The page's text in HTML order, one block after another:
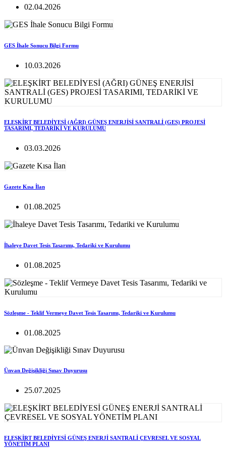
02.04.2026
GES İhale Sonucu Bilgi Formu
10.03.2026
ELEŞKİRT BELEDİYESİ (AĞRI) GÜNEŞ ENERJİSİ SANTRALİ (GES) PROJESİ
TASARIMI, TEDARİKİ VE KURULUMU
03.03.2026
Gazete Kısa İlan
01.08.2025
İhaleye Davet Tesis Tasarımı, Tedariki ve Kurulumu
01.08.2025
Sözleşme - Teklif Vermeye Davet Tesis Tasarımı, Tedariki ve Kurulumu
01.08.2025
Ünvan Değişikliği Sınav Duyurusu
25.07.2025
ELEŞKİRT BELEDİYESİ GÜNEŞ ENERJİ SANTRALİ ÇEVRESEL VE SOSYAL
YÖNETİM PLANI